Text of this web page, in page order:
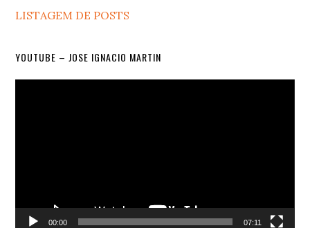
LISTAGEM DE POSTS
YOUTUBE – JOSE IGNACIO MARTIN
00:00 07:11